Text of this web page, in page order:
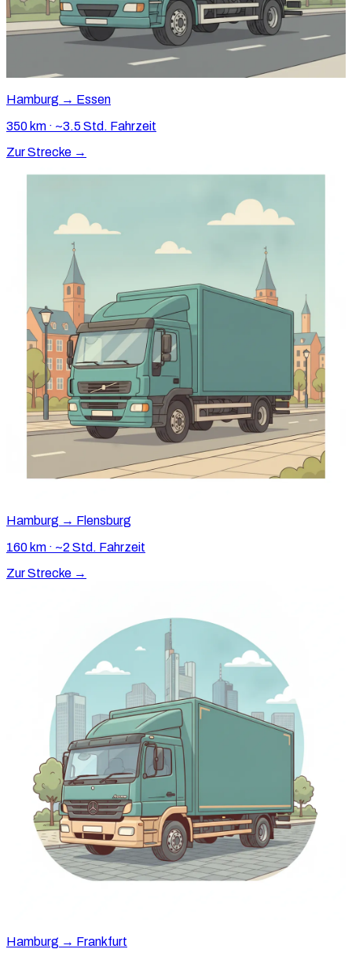
Hamburg → Essen
350 km · ~3.5 Std. Fahrzeit
Zur Strecke →
Hamburg → Flensburg
160 km · ~2 Std. Fahrzeit
Zur Strecke →
Hamburg → Frankfurt